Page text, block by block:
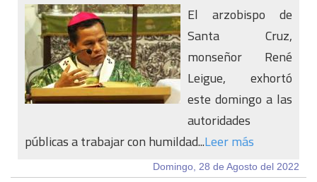
El arzobispo de
Santa Cruz,
monseñor René
Leigue, exhortó
este domingo a las
autoridades
públicas a trabajar con humildad...Leer más
Domingo, 28 de Agosto del 2022